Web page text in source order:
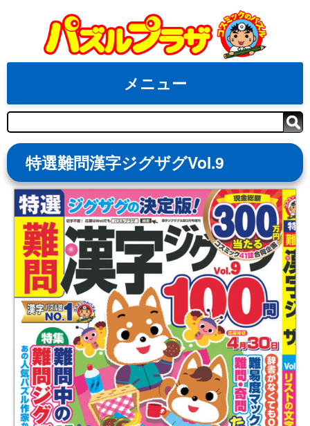
content
メニュー
検
索
特選難問漢字ジグザグVol.9